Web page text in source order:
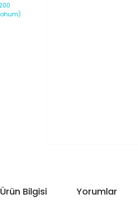
Ürün Bilgisi Yorumlar